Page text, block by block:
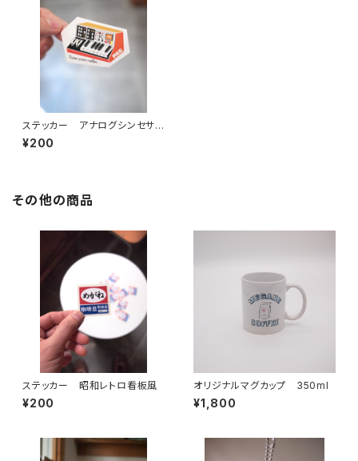
ステッカー アナログシンセサイ
ザー
¥200
その他の商品
ステッカー 昭和レトロ看板風
¥200
オリジナルマグカップ 350ml
¥1,800